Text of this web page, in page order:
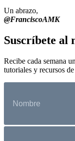
Un abrazo,
@FranciscoAMK
Suscríbete al
Recibe cada semana
tutoriales y recursos